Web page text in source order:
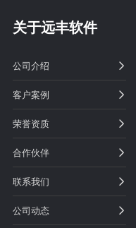
关于远丰软件
公司介绍
客户案例
荣誉资质
合作伙伴
联系我们
公司动态